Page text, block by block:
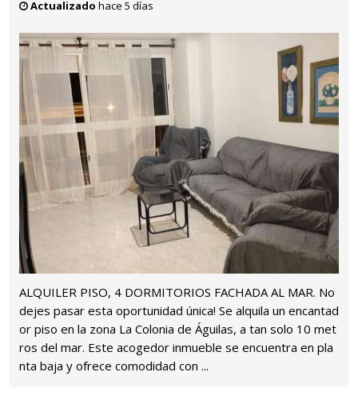
Actualizado hace 5 días
ALQUILER PISO, 4 DORMITORIOS FACHADA AL MAR. No
dejes pasar esta oportunidad única! Se alquila un encantad
or piso en la zona La Colonia de Águilas, a tan solo 10 met
ros del mar. Este acogedor inmueble se encuentra en pla
nta baja y ofrece comodidad con ...